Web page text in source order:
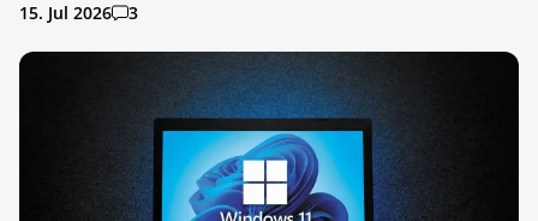
15. Jul 2026 3